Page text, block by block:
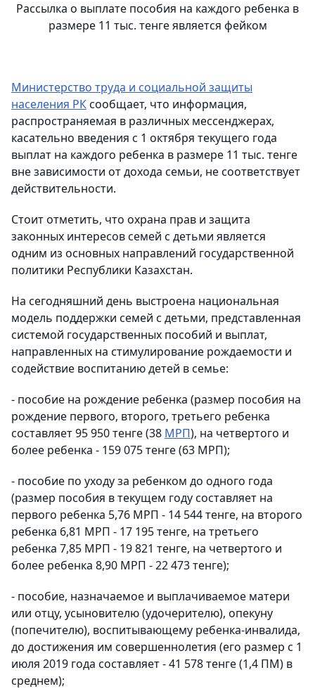
Рассылка о выплате пособия на каждого ребенка в
размере 11 тыс. тенге является фейком
Министерство труда и социальной защиты
населения РКсообщает, что информация,
распространяемая в различных мессенджерах,
касательно введения с 1 октября текущего года
выплат на каждого ребенка в размере 11 тыс. тенге
вне зависимости от дохода семьи, не соответствует
действительности.
Стоит отметить, что охрана прав и защита
законных интересов семей с детьми является
одним из основных направлений государственной
политики Республики Казахстан.
На сегодняшний день выстроена национальная
модель поддержки семей с детьми, представленная
системой государственных пособий и выплат,
направленных на стимулирование рождаемости и
содействие воспитанию детей в семье:
- пособие на рождение ребенка (размер пособия на
рождение первого, второго, третьего ребенка
составляет 95 950 тенге (38 МРП), на четвертого и
более ребенка - 159 075 тенге (63 МРП);
- пособие по уходу за ребенком до одного года
(размер пособия в текущем году составляет на
первого ребенка 5,76 МРП - 14 544 тенге, на второго
ребенка 6,81 МРП - 17 195 тенге, на третьего
ребенка 7,85 МРП - 19 821 тенге, на четвертого и
более ребенка 8,90 МРП - 22 473 тенге);
- пособие, назначаемое и выплачиваемое матери
или отцу, усыновителю (удочерителю), опекуну
(попечителю), воспитывающему ребенка-инвалида,
до достижения им совершеннолетия (его размер с 1
июля 2019 года составляет - 41 578 тенге (1,4 ПМ) в
среднем);